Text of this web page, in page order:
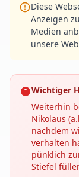
Diese
Anzeigen
Medien
unsere
Wichtiger
Weiterhin
Nikolaus
nachdem
verhalten
pünklich
Stiefel